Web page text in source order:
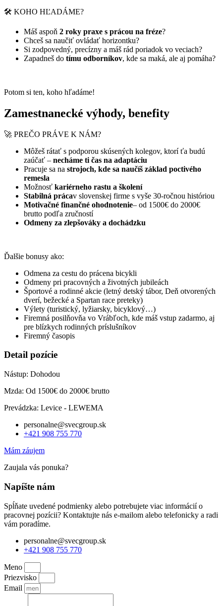
🛠️ KOHO HĽADÁME?
Máš aspoň 2 roky praxe s prácou na fréze?
Chceš sa naučiť ovládať horizontku?
Si zodpovedný, precízny a máš rád poriadok vo veciach?
Zapadneš do tímu odborníkov, kde sa maká, ale aj pomáha?
Potom si ten, koho hľadáme!
Zamestnanecké výhody, benefity
🚀 PREČO PRÁVE K NÁM?
Môžeš rátať s podporou skúsených kolegov, ktorí ťa budú
zaúčať – necháme ti čas na adaptáciu
Pracuje sa na strojoch, kde sa naučíš základ poctivého
remesla
Možnosť kariérneho rastu a školení
Stabilná prácav slovenskej firme s vyše 30-ročnou históriou
Motivačné finančné ohodnotenie– od 1500€ do 2000€
brutto podľa zručností
Odmeny za zlepšováky a dochádzku
Ďalšie bonusy ako:
Odmena za cestu do prácena bicykli
Odmeny pri pracovných a životných jubileách
Športové a rodinné akcie (letný detský tábor, Deň otvorených
dverí, bežecké a Spartan race preteky)
Výlety (turistický, lyžiarsky, bicyklový…)
Firemná posilňovňa vo Vrábľoch, kde máš vstup zadarmo, aj
pre blízkych rodinných príslušníkov
Firemný časopis
Detail pozície
Nástup: Dohodou
Mzda: Od 1500€ do 2000€ brutto
Prevádzka: Levice - LEWEMA
personalne@svecgroup.sk
+421 908 755 770
Mám záujem
Zaujala vás ponuka?
Napíšte nám
Spĺňate uvedené podmienky alebo potrebujete viac informácií o
pracovnej pozícii? Kontaktujte nás e-mailom alebo telefonicky a radi
vám poradíme.
personalne@svecgroup.sk
+421 908 755 770
Meno
Priezvisko
Email